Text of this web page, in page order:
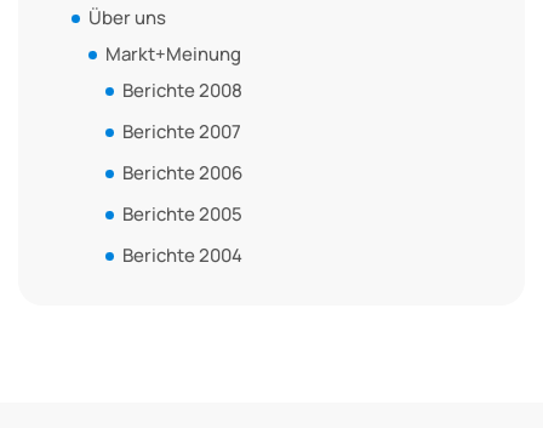
Über uns
Markt+Meinung
Berichte 2008
Berichte 2007
Berichte 2006
Berichte 2005
Berichte 2004